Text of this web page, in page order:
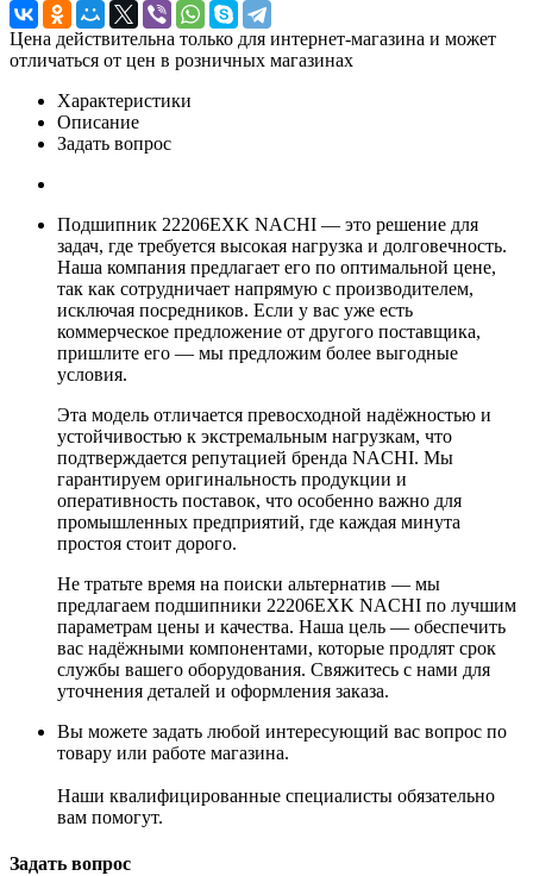
Цена действительна только для интернет-магазина и может
отличаться от цен в розничных магазинах
Характеристики
Описание
Задать вопрос
Подшипник 22206EXK NACHI — это решение для
задач, где требуется высокая нагрузка и долговечность.
Наша компания предлагает его по оптимальной цене,
так как сотрудничает напрямую с производителем,
исключая посредников. Если у вас уже есть
коммерческое предложение от другого поставщика,
пришлите его — мы предложим более выгодные
условия.
Эта модель отличается превосходной надёжностью и
устойчивостью к экстремальным нагрузкам, что
подтверждается репутацией бренда NACHI. Мы
гарантируем оригинальность продукции и
оперативность поставок, что особенно важно для
промышленных предприятий, где каждая минута
простоя стоит дорого.
Не тратьте время на поиски альтернатив — мы
предлагаем подшипники 22206EXK NACHI по лучшим
параметрам цены и качества. Наша цель — обеспечить
вас надёжными компонентами, которые продлят срок
службы вашего оборудования. Свяжитесь с нами для
уточнения деталей и оформления заказа.
Вы можете задать любой интересующий вас вопрос по
товару или работе магазина.
Наши квалифицированные специалисты обязательно
вам помогут.
Задать вопрос